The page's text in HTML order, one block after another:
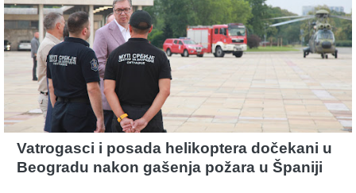
Vatrogasci i posada helikoptera dočekani u
Beogradu nakon gašenja požara u Španiji